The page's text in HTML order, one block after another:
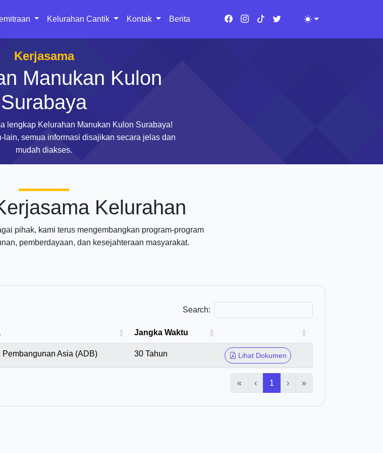
Kelurahan Cantik Kontak Berita
Toggle theme
Kerjasama
Manukan Kulon
Surabaya
lengkap Kelurahan Manukan Kulon Surabaya!
lain, semua informasi disajikan secara jelas dan
mudah diakses.
Kelurahan
pihak, kami terus mengembangkan program-program
pemberdayaan, dan kesejahteraan masyarakat.
Search:
Jangka Waktu
Pembangunan Asia (ADB) 30 Tahun Lihat Dokumen
« ‹ 1 › »